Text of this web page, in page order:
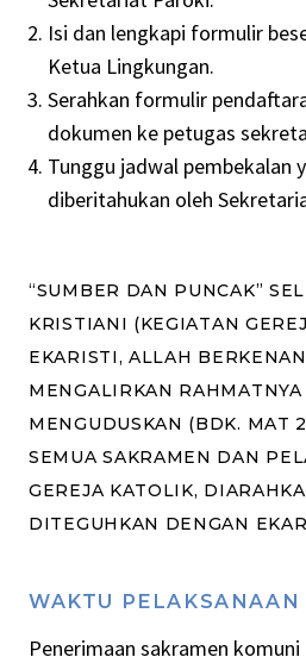
Isi dan lengkapi formulir
Ketua Lingkungan.
Serahkan formulir
dokumen ke petugas
Tunggu jadwal pembekalan
diberitahukan oleh
“SUMBER DAN PUNCAK”
KRISTIANI (KEGIATAN
EKARISTI, ALLAH
MENGALIRKAN RAHMATNYA
MENGUDUSKAN (BDK. MAT
SEMUA SAKRAMEN DAN
GEREJA KATOLIK,
DITEGUHKAN DENGAN
WAKTU PELAKSANAAN
Penerimaan sakramen